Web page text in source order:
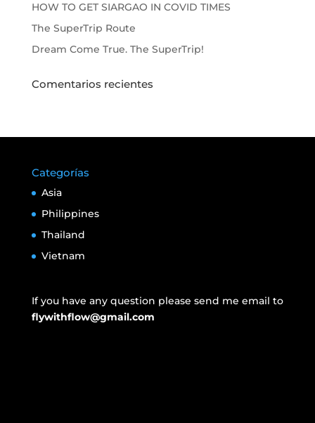
HOW TO GET SIARGAO IN COVID TIMES
The SuperTrip Route
Dream Come True. The SuperTrip!
Comentarios recientes
Categorías
Asia
Philippines
Thailand
Vietnam
If you have any question please send me email to
flywithflow@gmail.com